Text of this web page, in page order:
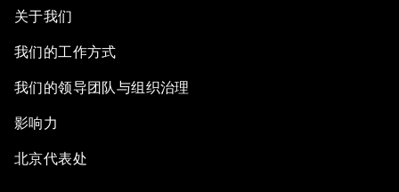
关于我们
我们的工作方式
我们的领导团队与组织治理
影响力
北京代表处